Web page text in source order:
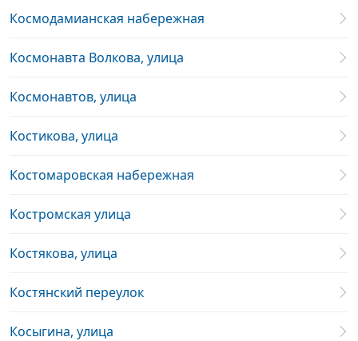
Космодамианская набережная
Космонавта Волкова, улица
Космонавтов, улица
Костикова, улица
Костомаровская набережная
Костромская улица
Костякова, улица
Костянский переулок
Косыгина, улица